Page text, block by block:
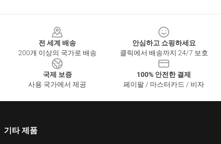
전 세계 배송
200개 이상의 국가로 배송
안심하고 쇼핑하세요
클릭에서 배송까지 24/7 보호
국제 보증
사용 국가에서 제공
100% 안전한 결제
페이팔 / 마스터카드 / 비자
기타 제품